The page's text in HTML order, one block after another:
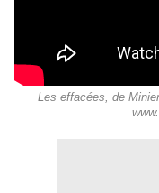
Les effacées, de